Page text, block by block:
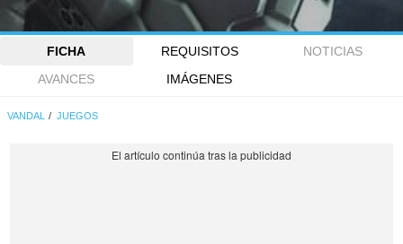
FICHA REQUISITOS
NOTICIAS
AVANCES
IMÁGENES
VANDAL JUEGOS